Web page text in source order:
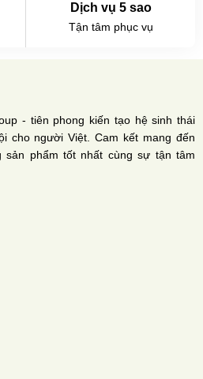
Dịch vụ 5 sao
Tận tâm phục vụ
- tiên phong kiến tạo hệ sinh thái
cho người Việt. Cam kết mang đến
sản phẩm tốt nhất cùng sự tận tâm